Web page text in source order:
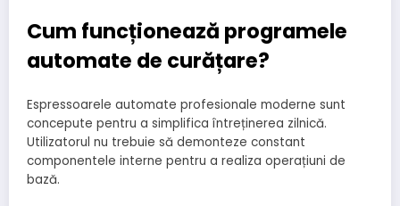
Cum funcționează programele
automate de curățare?
Espressoarele automate profesionale moderne sunt
concepute pentru a simplifica întreținerea zilnică.
Utilizatorul nu trebuie să demonteze constant
componentele interne pentru a realiza operațiuni de
bază.